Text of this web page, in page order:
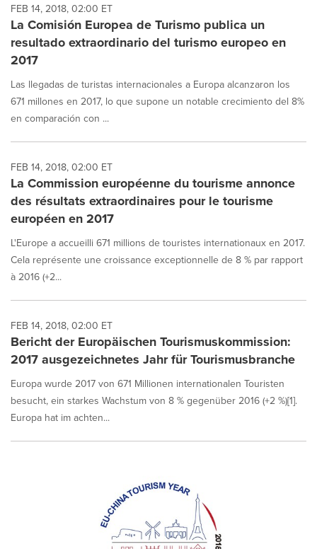
FEB 14, 2018, 02:00 ET
La Comisión Europea de Turismo publica un
resultado extraordinario del turismo europeo en
2017
Las llegadas de turistas internacionales a Europa alcanzaron los
671 millones en 2017, lo que supone un notable crecimiento del 8%
en comparación con ...
FEB 14, 2018, 02:00 ET
La Commission européenne du tourisme annonce
des résultats extraordinaires pour le tourisme
européen en 2017
L'Europe a accueilli 671 millions de touristes internationaux en 2017.
Cela représente une croissance exceptionnelle de 8 % par rapport
à 2016 (+2...
FEB 14, 2018, 02:00 ET
Bericht der Europäischen Tourismuskommission:
2017 ausgezeichnetes Jahr für Tourismusbranche
Europa wurde 2017 von 671 Millionen internationalen Touristen
besucht, ein starkes Wachstum von 8 % gegenüber 2016 (+2 %)[1].
Europa hat im achten...